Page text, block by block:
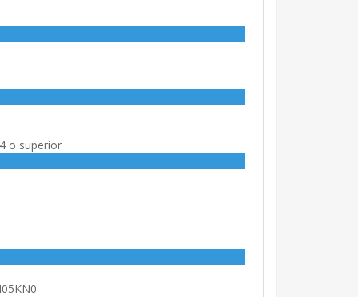
o superior